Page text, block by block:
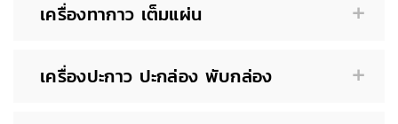
เครื่องทากาว เต็มแผ่น
เครื่องปะกาว ปะกล่อง พับกล่อง